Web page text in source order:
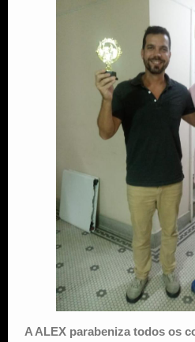
A ALEX parabeniza todos os